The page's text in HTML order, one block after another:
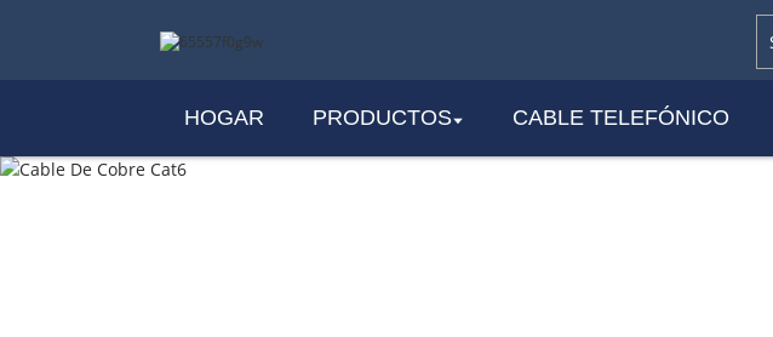
HOGAR PRODUCTOS CABLE TELEFÓNICO